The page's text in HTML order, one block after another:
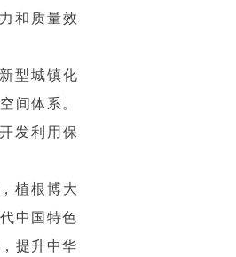
和质量效
型城镇化
间体系。
发利用保
植根博大
中国特色
提升中华